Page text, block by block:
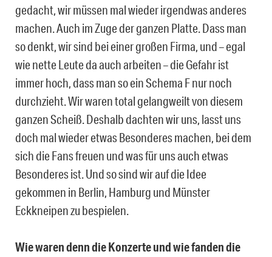
gedacht, wir müssen mal wieder irgendwas anderes
machen. Auch im Zuge der ganzen Platte. Dass man
so denkt, wir sind bei einer großen Firma, und – egal
wie nette Leute da auch arbeiten – die Gefahr ist
immer hoch, dass man so ein Schema F nur noch
durchzieht. Wir waren total gelangweilt von diesem
ganzen Scheiß. Deshalb dachten wir uns, lasst uns
doch mal wieder etwas Besonderes machen, bei dem
sich die Fans freuen und was für uns auch etwas
Besonderes ist. Und so sind wir auf die Idee
gekommen in Berlin, Hamburg und Münster
Eckkneipen zu bespielen.
Wie waren denn die Konzerte und wie fanden die